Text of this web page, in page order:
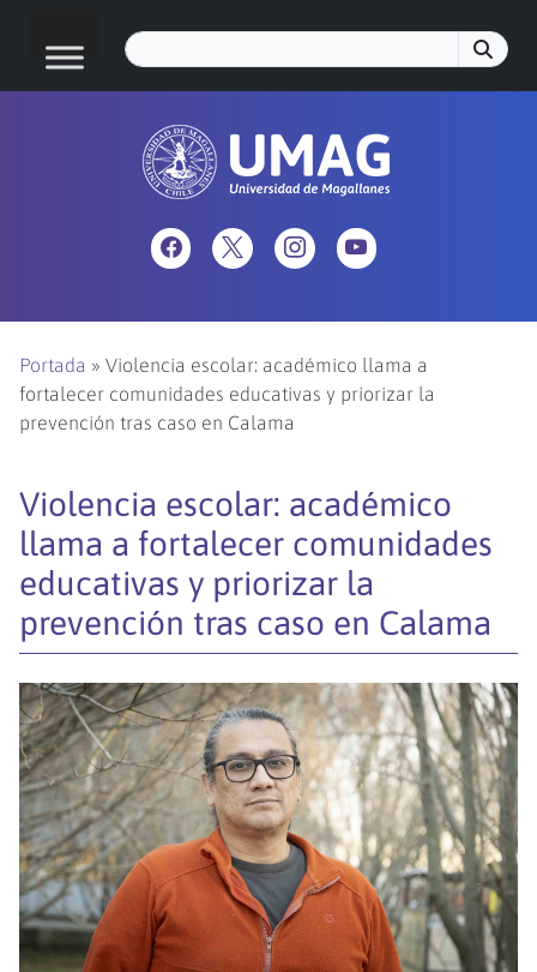
Portada »Violencia escolar: académico llama a
fortalecer comunidades educativas y priorizar la
prevención tras caso en Calama
Violencia escolar: académico
llama a fortalecer comunidades
educativas y priorizar la
prevención tras caso en Calama